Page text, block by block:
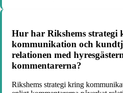
Hur har Rikshems strategi
kommunikation och
relationen med
kommentarerna?
Rikshems strategi kring